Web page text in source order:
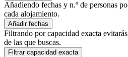
Añadiendo fechas y n.º de personas
cada alojamiento.
Añadir fechas
Filtrando por capacidad exacta
de las que buscas.
Filtrar capacidad exacta